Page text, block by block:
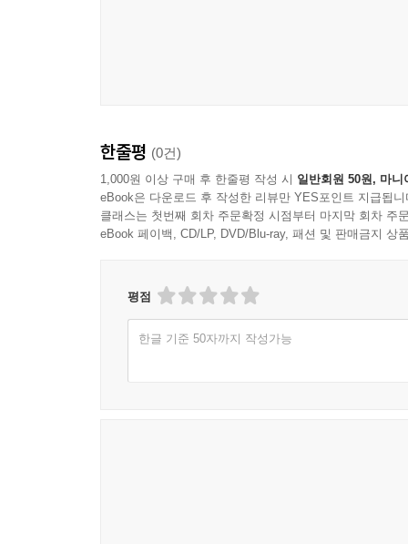
한줄평 (0건)
1,000원 이상 구매 후 한줄평 작성 시 일반회원 50원, 마니
eBook은 다운로드 후 작성한 리뷰만 YES포인트 지급됩니
클래스는 첫번째 회차 주문확정 시점부터 마지막 회차 주
eBook 페이백, CD/LP, DVD/Blu-ray, 패션 및 판매금지 상
평점
한글 기준 50자까지 작성가능